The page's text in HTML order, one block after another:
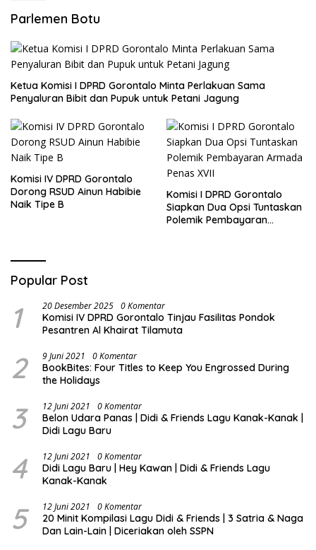
Parlemen Botu
Ketua Komisi I DPRD Gorontalo Minta Perlakuan Sama
Penyaluran Bibit dan Pupuk untuk Petani Jagung
Komisi IV DPRD Gorontalo
Dorong RSUD Ainun Habibie
Naik Tipe B
Komisi I DPRD Gorontalo
Siapkan Dua Opsi Tuntaskan
Polemik Pembayaran
Popular Post
1 20 Desember 2025 0 Komentar
Komisi IV DPRD Gorontalo Tinjau Fasilitas Pondok
Pesantren Al Khairat Tilamuta
2 9 Juni 2021 0 Komentar
BookBites: Four Titles to Keep You Engrossed During
the Holidays
3 12 Juni 2021 0 Komentar
Belon Udara Panas | Didi & Friends Lagu Kanak-Kanak |
Didi Lagu Baru
4 12 Juni 2021 0 Komentar
Didi Lagu Baru | Hey Kawan | Didi & Friends Lagu
Kanak-Kanak
5 12 Juni 2021 0 Komentar
20 Minit Kompilasi Lagu Didi & Friends | 3 Satria & Naga
Dan Lain-Lain | Diceriakan oleh SSPN